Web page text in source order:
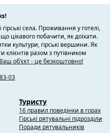
села. Проживання у готелі,
цікавого побачити, як доїхати.
культури, гірські вершини. Як
разом з путівником
об'єкт - це безкоштовно!
03
Туристу
16 правил поведінки в горах
Гірські рятувальні підрозділи
Поради рятувальників